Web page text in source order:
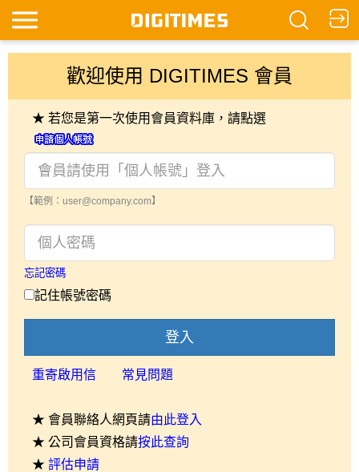
歡迎使用 DIGITIMES 會員
★ 若您是第一次使用會員資料庫，請點選
【範例：user@company.com】
忘記密碼
記住帳號密碼
登入
重寄啟用信 常見問題
★ 會員聯絡人網頁請由此登入
★ 公司會員資格請按此查詢
★ 評估申請